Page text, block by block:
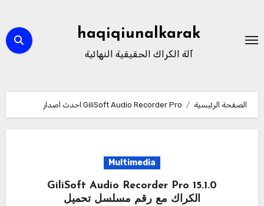
المحتوى
haqiqiunalkarak
آلة الكراك الحقيقية النهائية
الصفحة الرئيسية GiliSoft Audio Recorder Pro احدث اصدار
Multimedia
15.1.0 GiliSoft Audio Recorder Pro
الكراك مع رقم مسلسل تحميل